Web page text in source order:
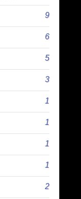
9
6
5
3
1
1
1
1
2